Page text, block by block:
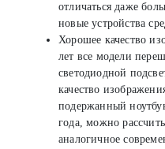
отличаться даже
новые устройства
Хорошее качество
лет все модели
светодиодной
качество
подержанный
года, можно
аналогичное